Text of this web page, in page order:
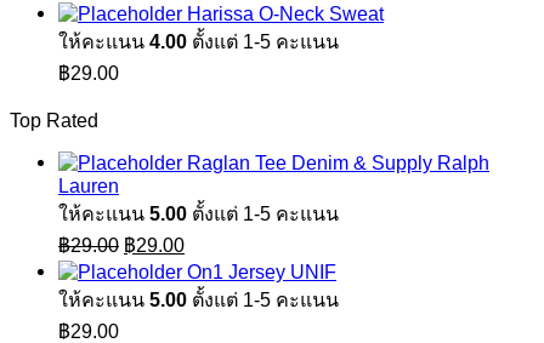
Harissa O-Neck Sweat
ให้คะแนน 4.00 ตั้งแต่ 1-5 คะแนน
฿29.00
Top Rated
Raglan Tee Denim & Supply Ralph
Lauren
ให้คะแนน 5.00 ตั้งแต่ 1-5 คะแนน
฿29.00 Original
price
was:
฿29.00.
฿29.00Current
price
is:
฿29.00.
On1 Jersey UNIF
ให้คะแนน 5.00 ตั้งแต่ 1-5 คะแนน
฿29.00